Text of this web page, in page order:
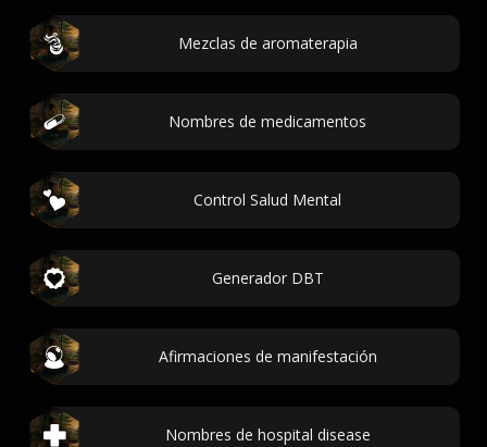
Mezclas de aromaterapia
Nombres de medicamentos
Control Salud Mental
Generador DBT
Afirmaciones de manifestación
Nombres de hospital disease